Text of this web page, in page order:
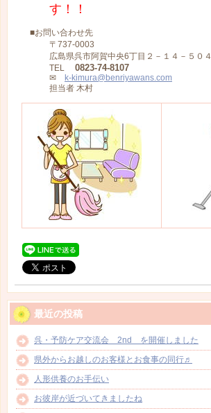
す！！
■お問い合わせ先
〒737-0003
広島県呉市阿賀中央6丁目２－１４－５０４
TEL 0823-74-8107
✉ k-kimura@benriyawans.com
担当者 木村
最近の投稿
呉・予防ケア交流会 2nd を開催しました
県外からお越しのお客様とお食事の同行♬
人形供養のお手伝い
お彼岸が近づいてきましたね